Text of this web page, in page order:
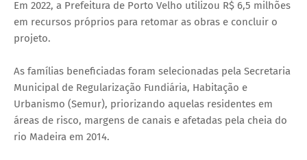
Em 2022, a Prefeitura de Porto Velho utilizou R$ 6,5 milhões
em recursos próprios para retomar as obras e concluir o
projeto.
As famílias beneficiadas foram selecionadas pela Secretaria
Municipal de Regularização Fundiária, Habitação e
Urbanismo (Semur), priorizando aquelas residentes em
áreas de risco, margens de canais e afetadas pela cheia do
rio Madeira em 2014.